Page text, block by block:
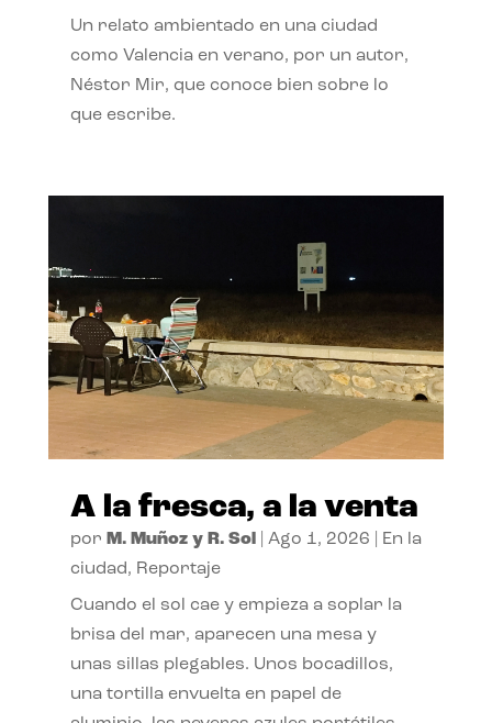
Un relato ambientado en una ciudad
como Valencia en verano, por un autor,
Néstor Mir, que conoce bien sobre lo
que escribe.
A la fresca, a la venta
por M. Muñoz y R. Sol| Ago 1, 2026
En la
ciudad, Reportaje
Cuando el sol cae y empieza a soplar la
brisa del mar, aparecen una mesa y
unas sillas plegables. Unos bocadillos,
una tortilla envuelta en papel de